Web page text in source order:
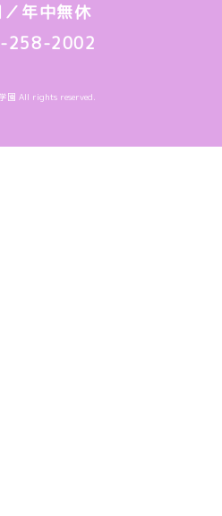
年中無休
258-2002
園 All rights reserved.